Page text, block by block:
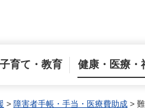
子育て・教育 健康・医療・
> 障害者手帳・手当・医療費助成 >